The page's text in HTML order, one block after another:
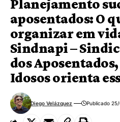
Planejamento
aposentados: O
organizar em
Sindnapi –
dos
Idosos orienta
Diego Velázquez Publicado